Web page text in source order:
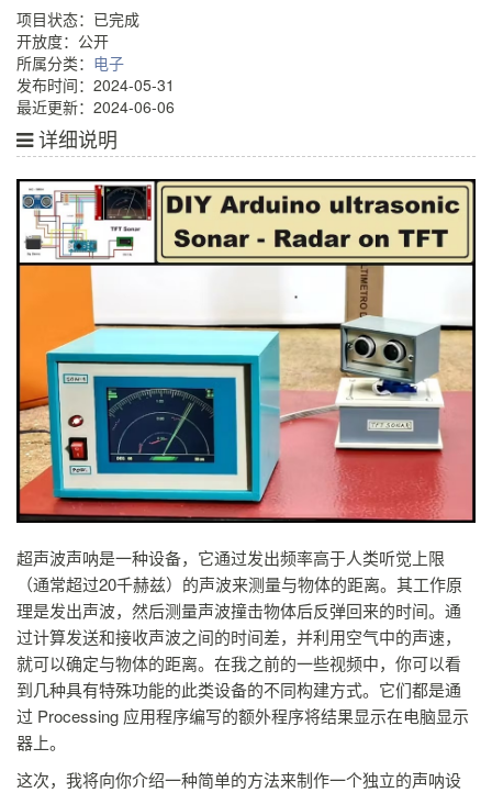
项目状态：已完成
开放度：公开
所属分类： 电子
发布时间：2024-05-31
最近更新：2024-06-06
详细说明
超声波声呐是一种设备，它通过发出频率高于人类听觉上限
（通常超过20千赫兹）的声波来测量与物体的距离。其工作原
理是发出声波，然后测量声波撞击物体后反弹回来的时间。通
过计算发送和接收声波之间的时间差，并利用空气中的声速，
就可以确定与物体的距离。在我之前的一些视频中，你可以看
到几种具有特殊功能的此类设备的不同构建方式。它们都是通
过 Processing 应用程序编写的额外程序将结果显示在电脑显示
器上。
这次，我将向你介绍一种简单的方法来制作一个独立的声呐设